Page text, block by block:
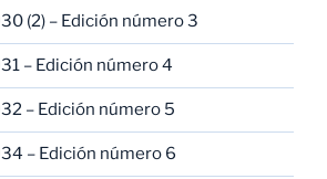
(2) – Edición número 3
– Edición número 4
– Edición número 5
– Edición número 6